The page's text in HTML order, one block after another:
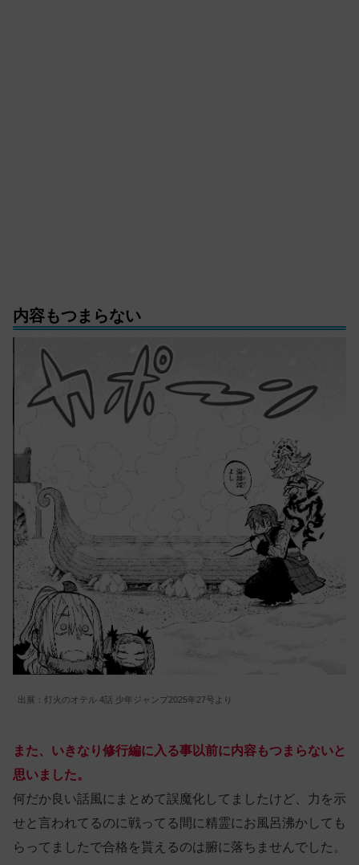
内容もつまらない
出展：灯火のオテル 4話 少年ジャンプ2025年27号より
また、 いきなり修行編に入る事以前に内容もつまらないと
思いました。
何だか良い話風にまとめて誤魔化してましたけど、力を示
せと言われてるのに戦ってる間に精霊にお風呂沸かしても
らってましたで合格を貰えるのは腑に落ちませんでした。